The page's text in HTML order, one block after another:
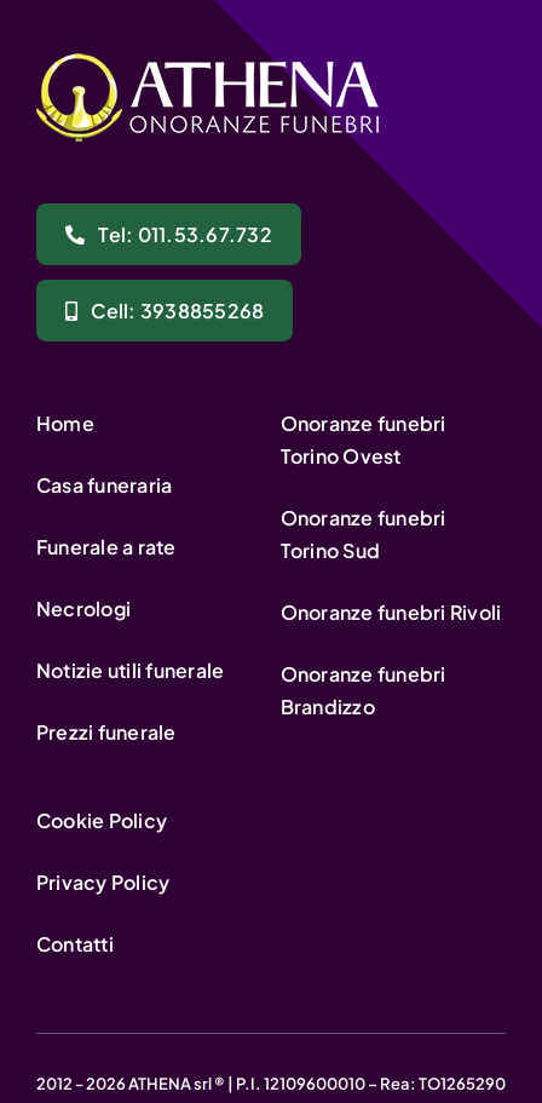
Tel: 011.53.67.732
Cell: 3938855268
Home
Casa funeraria
Funerale a rate
Necrologi
Notizie utili funerale
Prezzi funerale
Onoranze funebri
Torino Ovest
Onoranze funebri
Torino Sud
Onoranze funebri Rivoli
Onoranze funebri
Brandizzo
Cookie Policy
Privacy Policy
Contatti
2012 - 2026 ATHENA srl ® | P.I. 12109600010 – Rea: TO1265290